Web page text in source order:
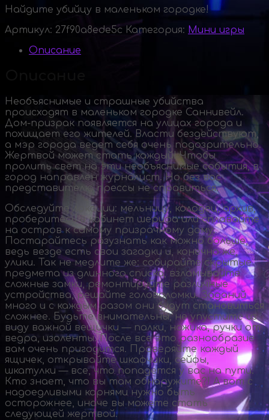
Найдите убийцу в маленьком городке!
Артикул: 27f90a8ede5c Категория: Мини игры
Описание
Необъяснимые и страшные убийства
происходят в маленьком городке Саннивейл.
Дом-призрак появляется на улицах города и
похищает его жителей. Власти бездействуют,
а мэр города ведет себя очень подозрительно.
Жертвой может стать каждый! Чтобы
пролить свет на эти необъяснимые события, в
город направлен журналист. Но без вас
представителю прессы не справиться.
Обследуйте локации: мельницу, колодец, архив,
проберитесь в кабинет шерифа или сплавайте
на остров к самому призрачному дому.
Постарайтесь разузнать как можно больше,
ведь везде есть свои загадки и, конечно же,
улики. Так не медлите же: собирайте скрытые
предмета из длинного списка, взламывайте
сложные замки, ремонтируйте различные
устройства, решайте головоломки. Заданий
много и с каждым разом они будут становиться
сложнее. Будьте внимательны, не упустите из
виду важной вещички — палки, ножика, ручки от
ведра, изоленты. После все это разнообразие
вам очень пригодится. Проверяйте каждый
ящичек, открывайте шкафчики, сейфы,
шкатулки — все, что попадется у вас на пути.
Кто знает, что вы там обнаружите?! А вот с
надоедливыми корнями нужно быть
осторожнее, иначе вы можете стать
следующей жертвой.